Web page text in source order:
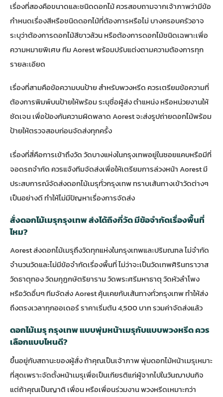
เรื่องที่สองคือขนาดและชนิดดอกไม้ ควรสอบถามจากเจ้าภาพว่ามีข้อ
กำหนดเรื่องสีหรือชนิดดอกไม้ที่ต้องการหรือไม่ บางครอบครัวอาจ
ระบุว่าต้องการดอกไม้สีขาวล้วน หรือต้องการดอกไม้ชนิดเฉพาะเพื่อ
ความหมายพิเศษ ทีม Aorest พร้อมปรับแต่งตามความต้องการทุก
รายละเอียด
เรื่องที่สามคือข้อความบนป้าย สำหรับพวงหรีด ควรเตรียมข้อความที่
ต้องการพิมพ์บนป้ายให้พร้อม ระบุชื่อผู้ส่ง ตำแหน่ง หรือหน่วยงานให้
ชัดเจน เพื่อป้องกันความผิดพลาด Aorest จะส่งรูปถ่ายดอกไม้พร้อม
ป้ายให้ตรวจสอบก่อนจัดส่งทุกครั้ง
เรื่องที่สี่คือการเข้าถึงวัด วัดบางแห่งในกรุงเทพอยู่ในซอยแคบหรือมีที่
จอดรถจำกัด ควรแจ้งทีมจัดส่งเพื่อให้เตรียมการล่วงหน้า Aorest มี
ประสบการณ์จัดส่งดอกไม้เมรุทั่วกรุงเทพ ทราบเส้นทางเข้าวัดต่างๆ
เป็นอย่างดี ทำให้ไม่มีปัญหาเรื่องการจัดส่ง
สั่งดอกไม้เมรุกรุงเทพ ส่งได้ถึงกี่วัด มีข้อจำกัดเรื่องพื้นที่
ไหม?
Aorest ส่งดอกไม้เมรุถึงวัดทุกแห่งในกรุงเทพและปริมณฑล ไม่จำกัด
จำนวนวัดและไม่มีข้อจำกัดเรื่องพื้นที่ ไม่ว่าจะเป็นวัดเทพศิรินทราวาส
วัดธาตุทอง วัดมกุฏกษัตริยาราม วัดพระศรีมหาธาตุ วัดหัวลำโพง
หรือวัดอื่นๆ ทีมจัดส่ง Aorest คุ้นเคยกับเส้นทางทั่วกรุงเทพ ทำให้ส่ง
ถึงตรงเวลาทุกออเดอร์ ราคาเริ่มต้น 4,500 บาท รวมค่าจัดส่งแล้ว
ดอกไม้เมรุ กรุงเทพ แบบพุ่มหน้าเมรุกับแบบพวงหรีด ควร
เลือกแบบไหนดี?
ขึ้นอยู่กับสถานะของผู้สั่ง ถ้าคุณเป็นเจ้าภาพ พุ่มดอกไม้หน้าเมรุเหมาะ
ที่สุดเพราะจัดตั้งหน้าเมรุเพื่อเป็นเกียรติแก่ผู้จากไปในวันฌาปนกิจ
แต่ถ้าคุณเป็นญาติ เพื่อน หรือเพื่อนร่วมงาน พวงหรีดเหมาะกว่า